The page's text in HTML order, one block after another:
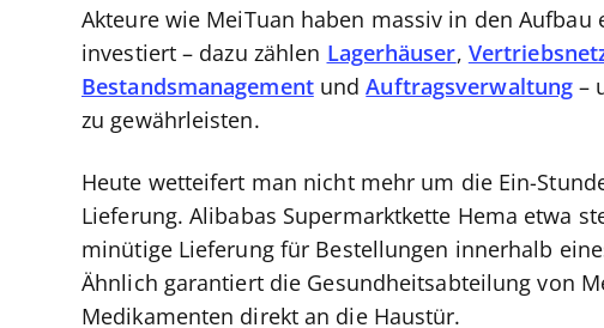
Akteure wie MeiTuan haben massiv in den
investiert – dazu zählen Lagerhäuser,
BestandsmanagementundAuftragsverwaltung –
zu gewährleisten.
Heute wetteifert man nicht mehr um die Ein-
Lieferung. Alibabas Supermarktkette Hema etwa
minütige Lieferung für Bestellungen innerhalb
Ähnlich garantiert die Gesundheitsabteilung von
Medikamenten direkt an die Haustür.